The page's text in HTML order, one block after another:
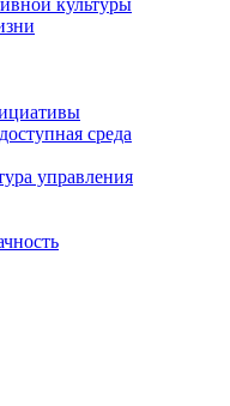
культуры
среда
управления